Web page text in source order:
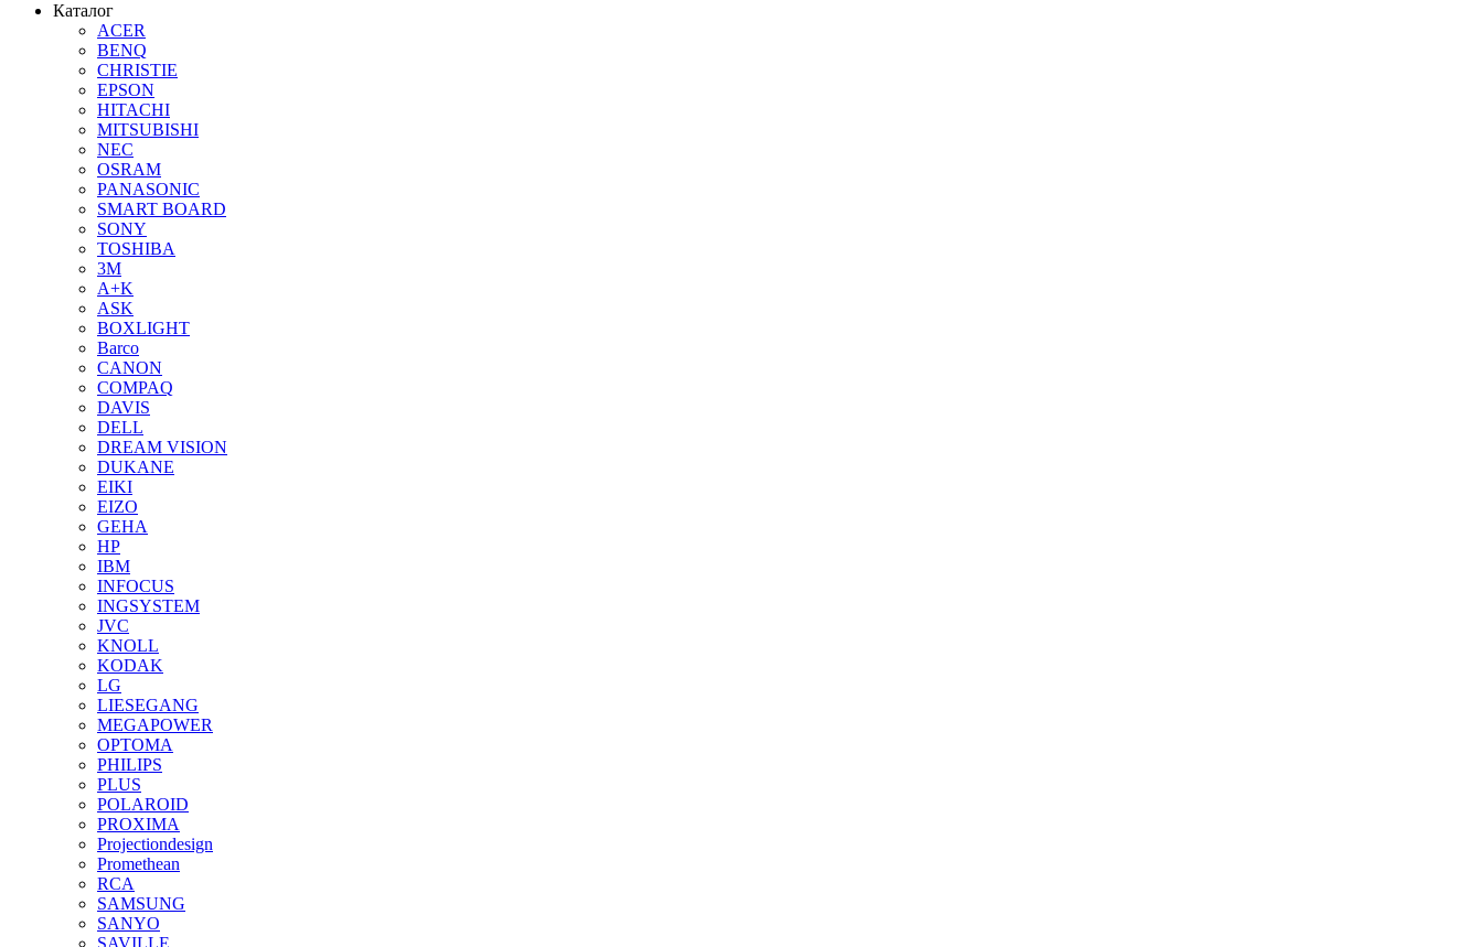
Каталог
ACER
BENQ
CHRISTIE
EPSON
HITACHI
MITSUBISHI
NEC
OSRAM
PANASONIC
SMART BOARD
SONY
TOSHIBA
3М
A+K
ASK
BOXLIGHT
Barco
CANON
COMPAQ
DAVIS
DELL
DREAM VISION
DUKANE
EIKI
EIZO
GEHA
HP
IBM
INFOCUS
INGSYSTEM
JVC
KNOLL
KODAK
LG
LIESEGANG
MEGAPOWER
OPTOMA
PHILIPS
PLUS
POLAROID
PROXIMA
Projectiondesign
Promethean
RCA
SAMSUNG
SANYO
SAVILLE